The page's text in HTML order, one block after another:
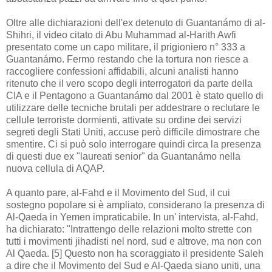
Oltre alle dichiarazioni dell'ex detenuto di Guantanámo di al-
Shihri, il video citato di Abu Muhammad al-Harith Awfi
presentato come un capo militare, il prigioniero n° 333 a
Guantanámo. Fermo restando che la tortura non riesce a
raccogliere confessioni affidabili, alcuni analisti hanno
ritenuto che il vero scopo degli interrogatori da parte della
CIA e il Pentagono a Guantanámo dal 2001 è stato quello di
utilizzare delle tecniche brutali per addestrare o reclutare le
cellule terroriste dormienti, attivate su ordine dei servizi
segreti degli Stati Uniti, accuse però difficile dimostrare che
smentire. Ci si può solo interrogare quindi circa la presenza
di questi due ex "laureati senior" da Guantanámo nella
nuova cellula di AQAP.
A quanto pare, al-Fahd e il Movimento del Sud, il cui
sostegno popolare si è ampliato, considerano la presenza di
Al-Qaeda in Yemen impraticabile. In un' intervista, al-Fahd,
ha dichiarato: "Intrattengo delle relazioni molto strette con
tutti i movimenti jihadisti nel nord, sud e altrove, ma non con
Al Qaeda. [5] Questo non ha scoraggiato il presidente Saleh
a dire che il Movimento del Sud e Al-Qaeda siano uniti, una